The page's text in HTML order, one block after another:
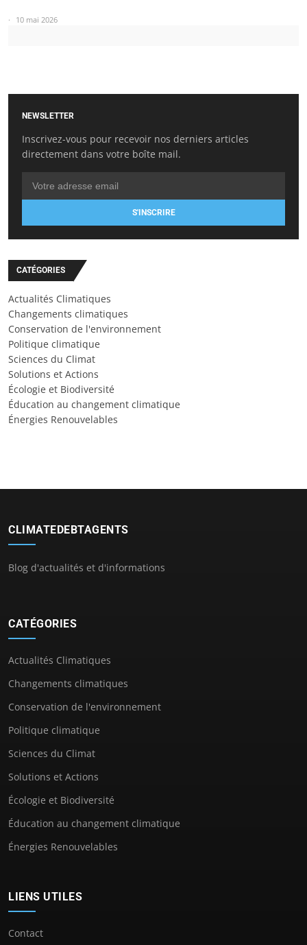
10 mai 2026
NEWSLETTER
Inscrivez-vous pour recevoir nos derniers articles
directement dans votre boîte mail.
S'INSCRIRE
CATÉGORIES
Actualités Climatiques
Changements climatiques
Conservation de l'environnement
Politique climatique
Sciences du Climat
Solutions et Actions
Écologie et Biodiversité
Éducation au changement climatique
Énergies Renouvelables
CLIMATEDEBTAGENTS
Blog d'actualités et d'informations
CATÉGORIES
Actualités Climatiques
Changements climatiques
Conservation de l'environnement
Politique climatique
Sciences du Climat
Solutions et Actions
Écologie et Biodiversité
Éducation au changement climatique
Énergies Renouvelables
LIENS UTILES
Contact